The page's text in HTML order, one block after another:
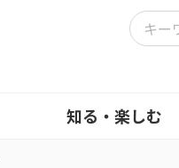
知る・楽しむ